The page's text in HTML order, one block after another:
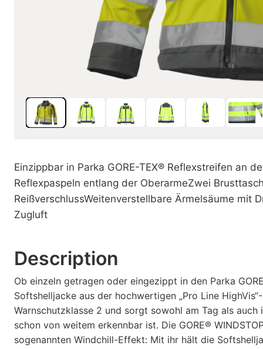
Einzippbar in Parka GORE-TEX® Reflexstreifen an
Reflexpaspeln entlang der OberarmeZwei
ReißverschlussWeitenverstellbare Ärmelsäume mit
Zugluft
Description
Ob einzeln getragen oder eingezippt in den Parka
Softshelljacke aus der hochwertigen „Pro Line
Warnschutzklasse 2 und sorgt sowohl am Tag als
schon von weitem erkennbar ist. Die GORE®
sogenannten Windchill-Effekt: Mit ihr hält die